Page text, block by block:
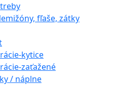
fľaše, zátky
kytice
zaťažené
/ náplne